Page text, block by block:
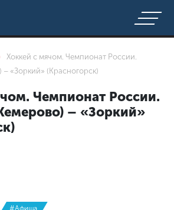
Хоккей с мячом. Чемпионат России.
– «Зоркий» (Красногорск)
Чемпионат России.
– «Зоркий»
#Афиша